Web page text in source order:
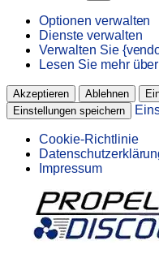
Optionen verwalten
Dienste verwalten
Verwalten Sie
Lesen Sie mehr
Akzeptieren Ablehnen
Einstellungen speichern
Cookie-Richtlinie
Impressum